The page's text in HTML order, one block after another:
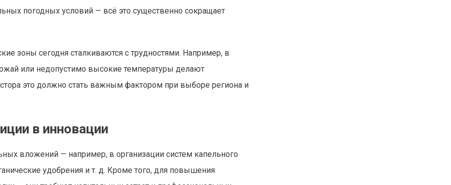
погодных условий — всё это существенно сокращает
зоны сегодня сталкиваются с трудностями. Например, в
или недопустимо высокие температуры делают
это должно стать важным фактором при выборе региона и
в инновации
вложений — например, в организации систем капельного
удобрения и т. д. Кроме того, для повышения